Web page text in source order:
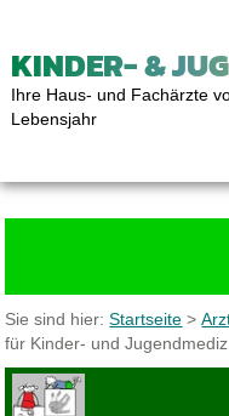
KINDER- &
Ihre Haus- und Fachärzte
Lebensjahr
Sie sind hier:Startseite >
für Kinder- und